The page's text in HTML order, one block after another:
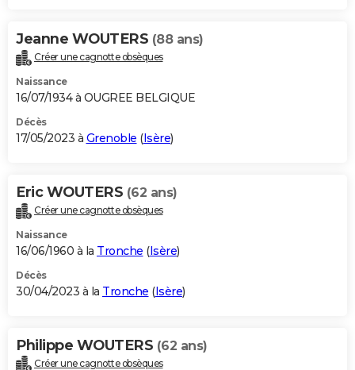
Jeanne WOUTERS (88 ans)
Créer une cagnotte obsèques
Naissance
16/07/1934 à OUGREE BELGIQUE
Décès
17/05/2023 à Grenoble (Isère)
Eric WOUTERS (62 ans)
Créer une cagnotte obsèques
Naissance
16/06/1960 à la Tronche (Isère)
Décès
30/04/2023 à la Tronche (Isère)
Philippe WOUTERS (62 ans)
Créer une cagnotte obsèques